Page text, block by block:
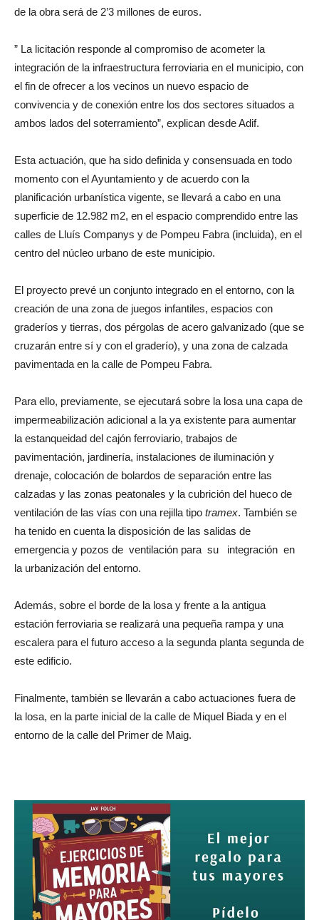
de la obra será de 2’3 millones de euros.
” La licitación responde al compromiso de acometer la
integración de la infraestructura ferroviaria en el municipio, con
el fin de ofrecer a los vecinos un nuevo espacio de
convivencia y de conexión entre los dos sectores situados a
ambos lados del soterramiento”, explican desde Adif.
Esta actuación, que ha sido definida y consensuada en todo
momento con el Ayuntamiento y de acuerdo con la
planificación urbanística vigente, se llevará a cabo en una
superficie de 12.982 m2, en el espacio comprendido entre las
calles de Lluís Companys y de Pompeu Fabra (incluida), en el
centro del núcleo urbano de este municipio.
El proyecto prevé un conjunto integrado en el entorno, con la
creación de una zona de juegos infantiles, espacios con
graderíos y tierras, dos pérgolas de acero galvanizado (que se
cruzarán entre sí y con el graderío), y una zona de calzada
pavimentada en la calle de Pompeu Fabra.
Para ello, previamente, se ejecutará sobre la losa una capa de
impermeabilización adicional a la ya existente para aumentar
la estanqueidad del cajón ferroviario, trabajos de
pavimentación, jardinería, instalaciones de iluminación y
drenaje, colocación de bolardos de separación entre las
calzadas y las zonas peatonales y la cubrición del hueco de
ventilación de las vías con una rejilla tipo tramex. También se
ha tenido en cuenta la disposición de las salidas de
emergencia y pozos de ventilación para su integración en
la urbanización del entorno.
Además, sobre el borde de la losa y frente a la antigua
estación ferroviaria se realizará una pequeña rampa y una
escalera para el futuro acceso a la segunda planta segunda de
este edificio.
Finalmente, también se llevarán a cabo actuaciones fuera de
la losa, en la parte inicial de la calle de Miquel Biada y en el
entorno de la calle del Primer de Maig.